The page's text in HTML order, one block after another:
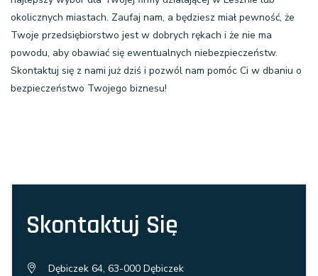
okolicznych miastach. Zaufaj nam, a będziesz miał pewność, że
Twoje przedsiębiorstwo jest w dobrych rękach i że nie ma
powodu, aby obawiać się ewentualnych niebezpieczeństw.
Skontaktuj się z nami już dziś i pozwól nam pomóc Ci w dbaniu o
bezpieczeństwo Twojego biznesu!
Skontaktuj Się
Dębiczek 64, 63-000 Dębiczek